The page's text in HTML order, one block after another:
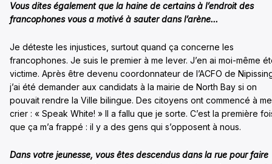
Vous dites également que la haine de certains à l’endroit des
francophones vous a motivé à sauter dans l’arène…
Je déteste les injustices, surtout quand ça concerne les
francophones. Je suis le premier à me lever. J’en ai moi-même
victime. Après être devenu coordonnateur de l’ACFO de
j’ai été demander aux candidats à la mairie de North Bay si on
pouvait rendre la Ville bilingue. Des citoyens ont commencé à me
crier : « Speak White! » Il a fallu que je sorte. C’est la première
que ça m’a frappé : il y a des gens qui s’opposent à nous.
Dans votre jeunesse, vous êtes descendus dans la rue pour faire